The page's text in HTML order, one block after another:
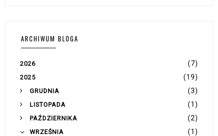
ARCHIWUM BLOGA
2026 (7)
2025 (19)
GRUDNIA (3)
LISTOPADA (1)
PAŹDZIERNIKA (2)
WRZEŚNIA
(1)